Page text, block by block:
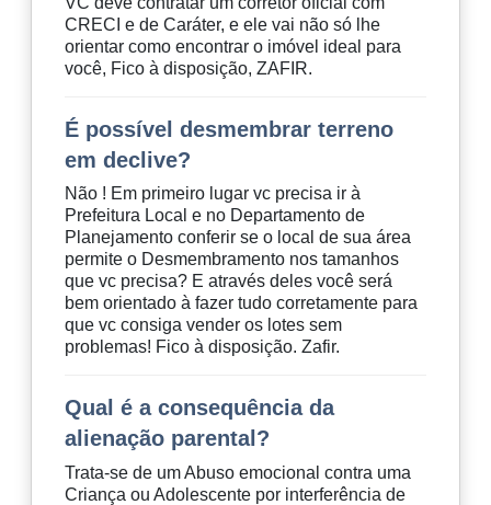
CRECI e de Caráter, e ele vai não só lhe
orientar como encontrar o imóvel ideal para
você, Fico à disposição, ZAFIR.
É possível desmembrar terreno
em declive?
Não ! Em primeiro lugar vc precisa ir à
Prefeitura Local e no Departamento de
Planejamento conferir se o local de sua área
permite o Desmembramento nos tamanhos
que vc precisa? E através deles você será
bem orientado à fazer tudo corretamente para
que vc consiga vender os lotes sem
problemas! Fico à disposição. Zafir.
Qual é a consequência da
alienação parental?
Trata-se de um Abuso emocional contra uma
Criança ou Adolescente por interferência de